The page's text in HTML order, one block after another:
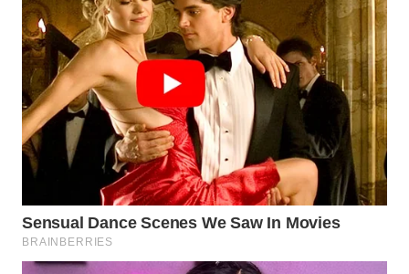
WN
KALSEL
WN
KALTIM
WN
GORONTALO